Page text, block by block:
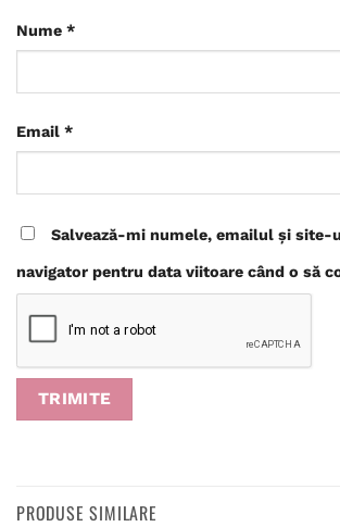
Nume *
Email *
Salvează-mi numele, emailul și site-
navigator pentru data viitoare când o să
PRODUSE SIMILARE